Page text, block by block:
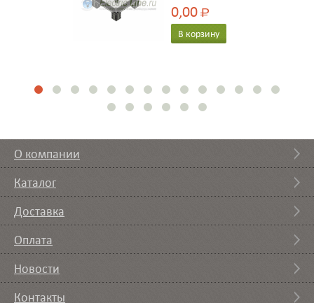
0,00Р
В корзину
О компании
Каталог
Доставка
Оплата
Новости
Контакты